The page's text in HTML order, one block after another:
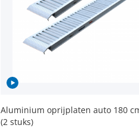
Aluminium oprijplaten auto 180
(2 stuks)